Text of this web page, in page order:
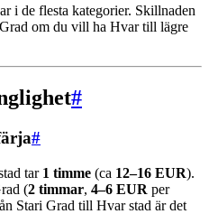
i de flesta kategorier. Skillnaden
om du vill ha Hvar till lägre
#
#
tar 1 timme (ca 12–16 EUR).
(2 timmar, 4–6 EUR per
Stari Grad till Hvar stad är det